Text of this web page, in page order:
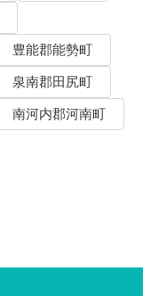
豊能郡能勢町
泉南郡田尻町
南河内郡河南町